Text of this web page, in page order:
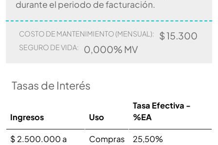
durante el periodo de facturación.
COSTO DE MANTENIMIENTO (MENSUAL): $ 15.300
SEGURO DE VIDA: 0,000% MV
Tasas de Interés
Ingresos Uso
Tasa Efectiva -
%EA
$ 2.500.000 a
Compras 25,50%